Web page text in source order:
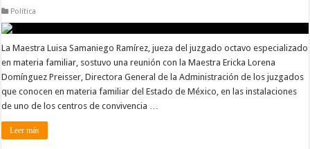
Política
La Maestra Luisa Samaniego Ramírez, jueza del juzgado octavo especializado
en materia familiar, sostuvo una reunión con la Maestra Ericka Lorena
Domínguez Preisser, Directora General de la Administración de los juzgados
que conocen en materia familiar del Estado de México, en las instalaciones
de uno de los centros de convivencia …
Leer más